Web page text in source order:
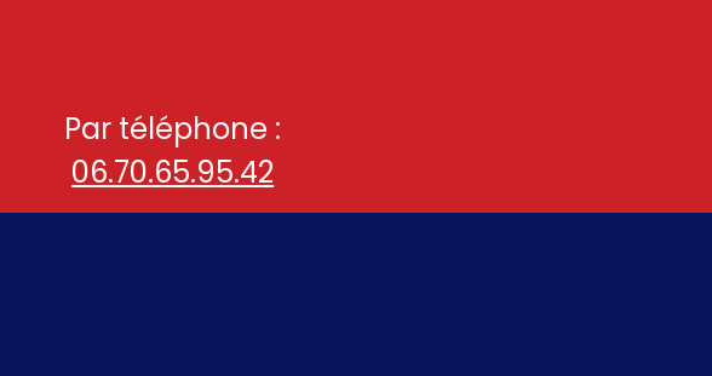
Par téléphone :
06.70.65.95.42